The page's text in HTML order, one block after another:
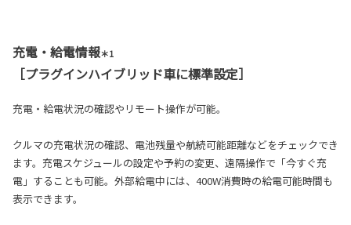
充電・給電情報＊1
［プラグインハイブリッド車に標準設定］
充電・給電状況の確認やリモート操作が可能。
クルマの充電状況の確認、電池残量や航続可能距離などをチェックでき
ます。充電スケジュールの設定や予約の変更、遠隔操作で「今すぐ充
電」することも可能。外部給電中には、400W消費時の給電可能時間も
表示できます。